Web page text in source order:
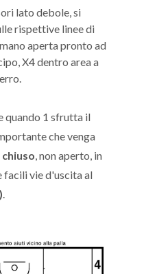
lato debole, si
rispettive linee di
aperta pronto ad
X4 dentro area a
quando 1 sfrutta il
che venga
, non aperto, in
facili vie d'uscita al
.